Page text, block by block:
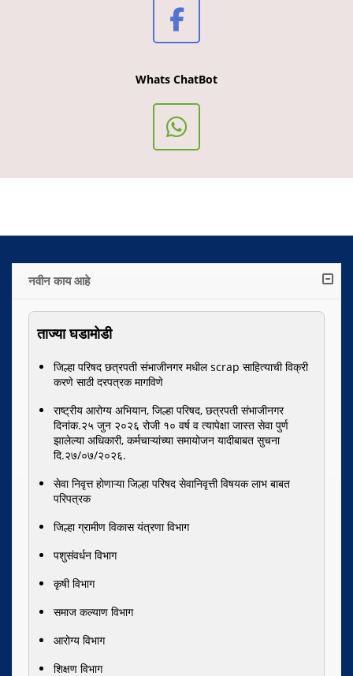
Whats ChatBot
नवीन काय आहे
ताज्या घडामोडी
जिल्हा परिषद छत्रपती संभाजीनगर मधील scrap साहित्याची विक्री
करणे साठी दरपत्रक मागविणे
राष्ट्रीय आरोग्य अभियान, जिल्हा परिषद, छत्रपती संभाजीनगर
दिनांक.२५ जुन २०२६ रोजी १० वर्ष व त्यापेक्षा जास्त सेवा पुर्ण
झालेल्या अधिकारी, कर्मचाऱ्यांच्या समायोजन यादीबाबत सुचना
दि.२७/०७/२०२६.
सेवा निवृत्त होणाऱ्या जिल्हा परिषद सेवानिवृत्ती विषयक लाभ बाबत
परिपत्रक
जिल्हा ग्रामीण विकास यंत्रणा विभाग
पशुसंवर्धन विभाग
कृषी विभाग
समाज कल्याण विभाग
आरोग्य विभाग
शिक्षण विभाग